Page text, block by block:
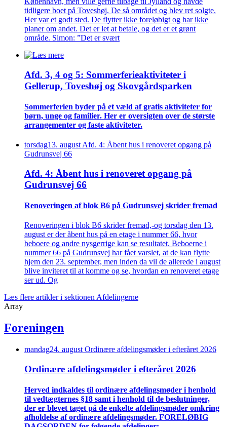
tidligere boet på Toveshøj. De så området og blev ret solgte.
Her var et godt sted. De flytter ikke foreløbigt og har ikke
planer om andet. Det er let at betale, og det er et grønt
område. Simon: ”Det er svært
Afd. 3, 4 og 5: Sommer­ferie­aktiviteter i
Gellerup, Toveshøj og Skovgårds­parken
Sommer­ferien byder på et væld af gratis aktiviteter for
børn, unge og familier. Her er oversigten over de største
arrangementer og faste aktiviteter.
torsdag13. august Afd. 4: Åbent hus i renoveret opgang på
Gudrunsvej 66
Afd. 4: Åbent hus i renoveret opgang på
Gudrunsvej 66
Renove­ringen af blok B6 på Gudrunsvej skrider fremad
Renoveringen i blok B6 skrider fremad,-og torsdag den 13.
august er der åbent hus på en etage i nummer 66, hvor
beboere og andre nysgerrige kan se resultatet. Beboerne i
nummer 66 på Gudrunsvej har fået varslet, at de kan flytte
hjem den 23. september, men inden da vil de allerede i august
blive inviteret til at komme og se, hvordan en renoveret etage
ser ud. Og
Læs flere artikler i sektionen Afdelingerne
Array
Foreningen
mandag24. august Ordinære afdelings­møder i efteråret 2026
Ordinære afdelings­møder i efteråret 2026
Herved indkaldes til ordinære afdelings­møder i henhold
til vedtægternes §18 samt i henhold til de beslutninger,
der er blevet taget på de enkelte afdelings­møder omkring
afholdelse af ordinære afdelings­møder. FORELØBIG